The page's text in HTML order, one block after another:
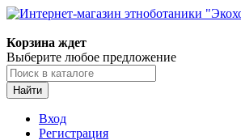
Корзина ждет
Выберите любое предложение
Найти
Вход
Регистрация